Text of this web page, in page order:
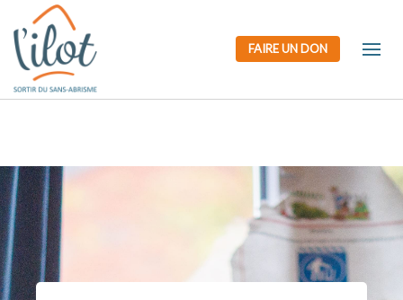
FAIRE UN DON